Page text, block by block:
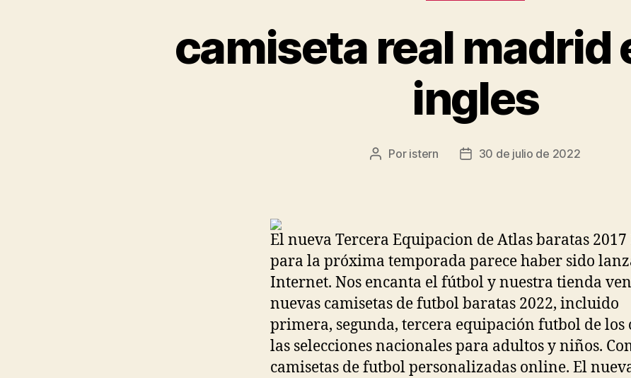
camiseta real madrid
ingles
Autor
Por istern
Fecha30 de julio de 2022
El nueva Tercera Equipacion de Atlas baratas 2017
para la próxima temporada parece haber sido
Internet. Nos encanta el fútbol y nuestra tienda
nuevas camisetas de futbol baratas 2022, incluido
primera, segunda, tercera equipación futbol de los
las selecciones nacionales para adultos y niños.
camisetas de futbol personalizadas online. El